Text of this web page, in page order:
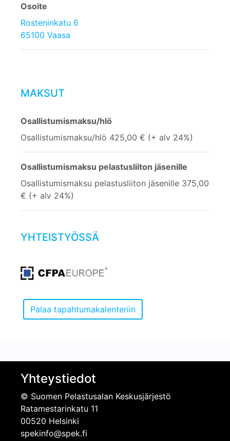
Osoite
Rosteninkatu 6
65100 Vaasa
MAKSUT
Osallistumismaksu/hlö
Osallistumismaksu/hlö 425,00 € (+ alv 24%)
Osallistumismaksu pelastusliiton jäsenille
Osallistumismaksu pelastusliiton jäsenille 375,00
€ (+ alv 24%)
YHTEISTYÖSSÄ
Yhteystiedot
© Suomen Pelastusalan Keskusjärjestö
Ratamestarinkatu 11
00520 Helsinki
spekinfo@spek.fi